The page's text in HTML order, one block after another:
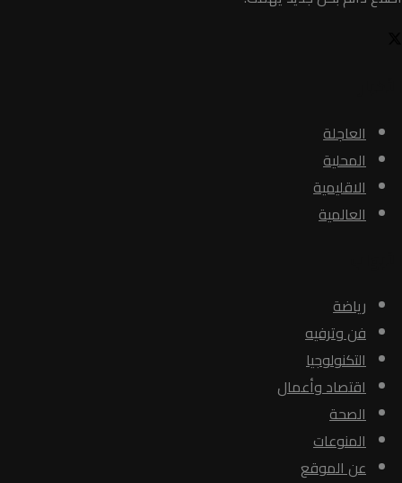
العاجلة
المحلية
الاقليمية
العالمية
رياضة
فن وترفيه
التكنولوجيا
اقتصاد وأعمال
الصحة
المنوعات
عن الموقع